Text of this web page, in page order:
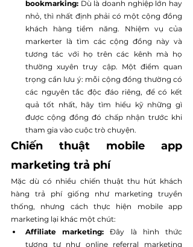
bookmarking: Dù là doanh nghiệp lớn hay
nhỏ, thì nhất định phải có một cộng đồng
khách hàng tiềm năng. Nhiệm vụ của
markerter là tìm các cộng đồng này và
tương tác với họ trên các kênh mà họ
thường xuyên truy cập. Một điểm quan
trọng cần lưu ý: mỗi cộng đồng thường có
các nguyên tắc độc đáo riêng, để có kết
quả tốt nhất, hãy tìm hiểu kỹ những gì
được cộng đồng đó chấp nhận trước khi
tham gia vào cuộc trò chuyện.
Chiến thuật mobile app
marketing trả phí
Mặc dù có nhiều chiến thuật thu hút khách
hàng trả phí giống như marketing truyền
thống, nhưng cách thực hiện mobile app
marketing lại khác một chút:
Affiliate marketing: Đây là hình thức
tương tự như online referral marketing